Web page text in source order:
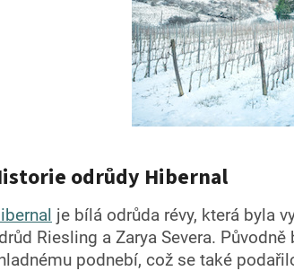
odrůdy Hibernal
je bílá odrůda révy, která byla
Riesling a Zarya Severa.
podnebí, což se také